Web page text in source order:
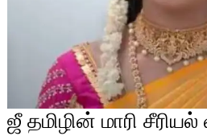
ஜீ தமிழின் மாரி சீரியல்